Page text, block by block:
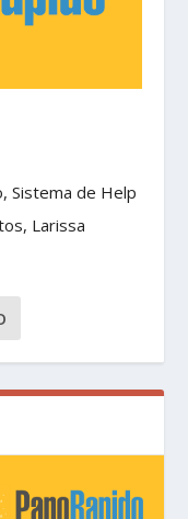
Sistema de Help
Larissa